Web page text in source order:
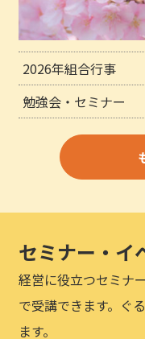
2026年組合行事
勉強会・セミナー
セミナー・イ
経営に役立つセミナ
で受講できます。ぐ
ます。